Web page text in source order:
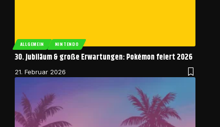
ALLGEMEIN NINTENDO
30. Jubiläum & große Erwartungen: Pokémon feiert 2026
21. Februar 2026